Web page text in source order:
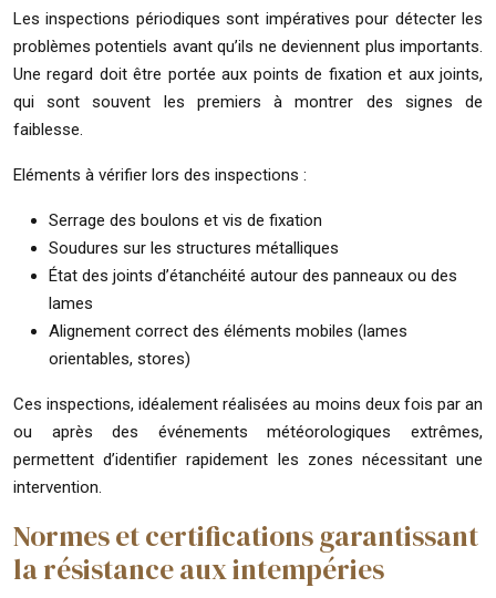
Les inspections périodiques sont impératives pour détecter les
problèmes potentiels avant qu’ils ne deviennent plus importants.
Une regard doit être portée aux points de fixation et aux joints,
qui sont souvent les premiers à montrer des signes de
faiblesse.
Eléments à vérifier lors des inspections :
Serrage des boulons et vis de fixation
Soudures sur les structures métalliques
État des joints d’étanchéité autour des panneaux ou des
lames
Alignement correct des éléments mobiles (lames
orientables, stores)
Ces inspections, idéalement réalisées au moins deux fois par an
ou après des événements météorologiques extrêmes,
permettent d’identifier rapidement les zones nécessitant une
intervention.
Normes et certifications garantissant
la résistance aux intempéries